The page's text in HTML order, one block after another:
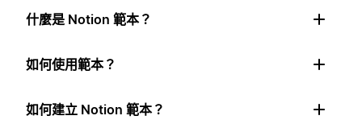
什麼是 Notion 範本？
如何使用範本？
如何建立 Notion 範本？